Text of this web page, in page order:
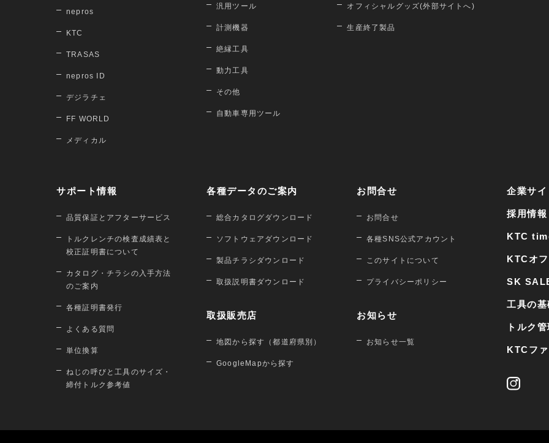
nepros
KTC
TRASAS
nepros ID
デジラチェ
FF WORLD
メディカル
汎用ツール
計測機器
絶縁工具
動力工具
その他
自動車専用ツール
オフィシャルグッズ(外部サイトへ)
生産終了製品
サポート情報
品質保証とアフターサービス
トルクレンチの検査成績表と
校正証明書について
カタログ・チラシの入手方法
のご案内
各種証明書発行
よくある質問
単位換算
ねじの呼びと工具のサイズ・
締付トルク参考値
各種データのご案内
総合カタログダウンロード
ソフトウェアダウンロード
製品チラシダウンロード
取扱説明書ダウンロード
取扱販売店
地図から探す（都道府県別）
GoogleMapから探す
お問合せ
お問合せ
各種SNS公式アカウント
このサイトについて
プライバシーポリシー
お知らせ
お知らせ一覧
企業サイ
採用情報
KTC
KTCオ
SK
工具の
トルク
KTCフ